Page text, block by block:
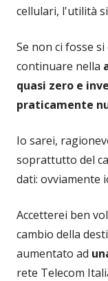
cellulari, l'utilità
Se non ci fosse
continuare nella
quasi zero e
praticamente
Io sarei,
soprattutto del
dati: ovviamente
Accetterei ben
cambio della
aumentato ad
rete Telecom